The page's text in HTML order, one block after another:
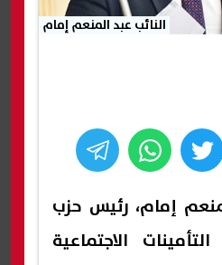
النائب عبد المنعم إمام
إمام، رئيس حزب
الاجتماعية